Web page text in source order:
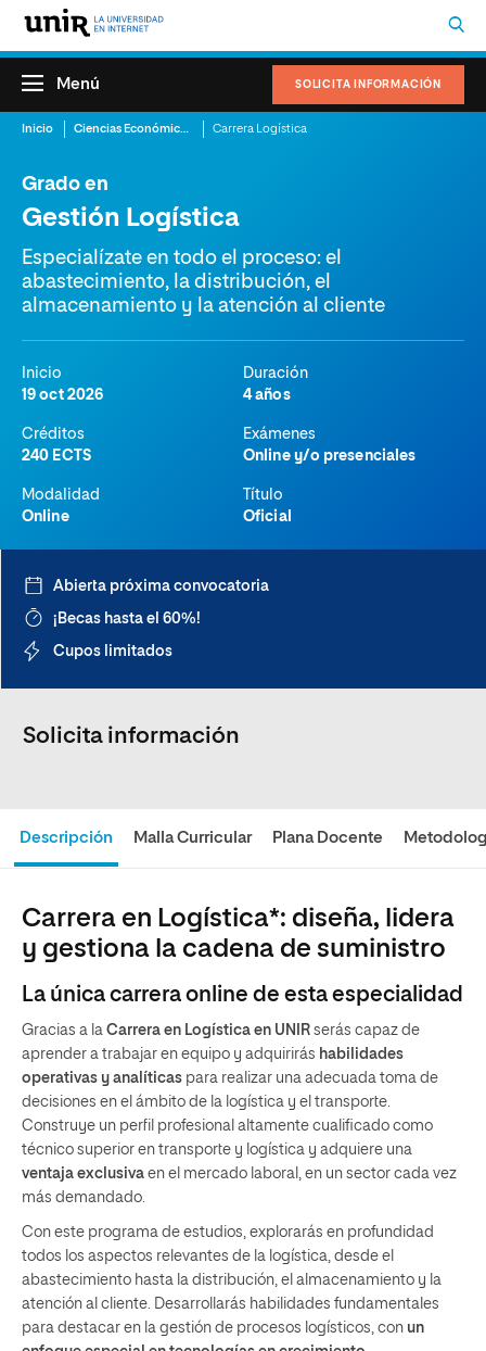
SOLICITA INFORMACIÓN
Menú
Inicio Ciencias Económicas y Administrativas Carrera Logística
Grado en
Gestión Logística
Especialízate en todo el proceso: el
abastecimiento, la distribución, el
almacenamiento y la atención al cliente
Inicio
19 oct 2026
Duración
4 años
Créditos
240 ECTS
Exámenes
Online y/o presenciales
Modalidad
Online
Título
Oficial
Descripción Malla Curricular Plana Docente
Carrera en Logística*: diseña, lidera
y gestiona la cadena de suministro
La única carrera online de esta especialidad
Gracias a la Carrera en Logística en UNIR serás capaz de
aprender a trabajar en equipo y adquirirás habilidades
operativas y analíticas para realizar una adecuada toma de
decisiones en el ámbito de la logística y el transporte.
Construye un perfil profesional altamente cualificado como
técnico superior en transporte y logística y adquiere una
ventaja exclusiva en el mercado laboral, en un sector cada vez
más demandado.
Con este programa de estudios, explorarás en profundidad
todos los aspectos relevantes de la logística, desde el
abastecimiento hasta la distribución, el almacenamiento y la
atención al cliente. Desarrollarás habilidades fundamentales
para destacar en la gestión de procesos logísticos, con un
Abierta próxima convocatoria
¡Becas hasta el 60%!
Cupos limitados
Solicita información